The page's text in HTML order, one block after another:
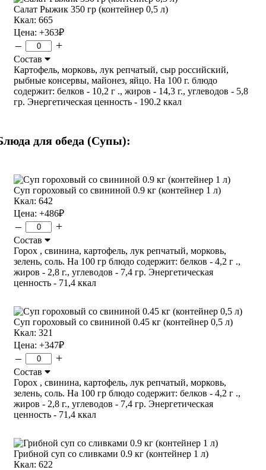
Салат Рыжик 350 гр (контейнер 0,5 л)
Ккал: 665
Цена: +363₽
– +
Состав
Картофель, морковь, лук репчатый, сыр российский,
рыбные консервы, майонез, яйцо. На 100 г. блюдо
содержит: белков - 10,2 г ., жиров - 14,3 г., углеводов - 5,8
гр. Энергетическая ценность - 190.2 ккал
для обеда (Супы):
Суп гороховый со свининой 0.9 кг (контейнер 1 л)
Ккал: 642
Цена: +486₽
– +
Состав
Горох , свинина, картофель, лук репчатый, морковь,
зелень, соль. На 100 гр блюдо содержит: белков - 4,2 г .,
жиров - 2,8 г., углеводов - 7,4 гр. Энергетическая
ценность - 71,4 ккал
Суп гороховый со свининой 0.45 кг (контейнер 0,5 л)
Ккал: 321
Цена: +347₽
– +
Состав
Горох , свинина, картофель, лук репчатый, морковь,
зелень, соль. На 100 гр блюдо содержит: белков - 4,2 г .,
жиров - 2,8 г., углеводов - 7,4 гр. Энергетическая
ценность - 71,4 ккал
Грибной суп со сливками 0.9 кг (контейнер 1 л)
Ккал: 622